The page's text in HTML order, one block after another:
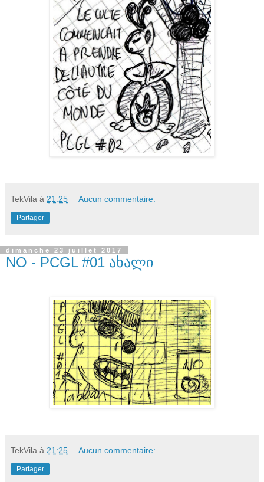
TekVila à 21:25 Aucun commentaire:
Partager
dimanche 23 juillet 2017
NO - PCGL #01 ახალი
TekVila à 21:25 Aucun commentaire:
Partager